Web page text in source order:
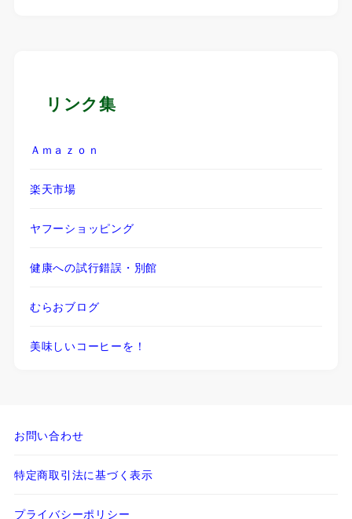
リンク集
Ａｍａｚｏｎ
楽天市場
ヤフーショッピング
健康への試行錯誤・別館
むらおブログ
美味しいコーヒーを！
お問い合わせ
特定商取引法に基づく表示
プライバシーポリシー